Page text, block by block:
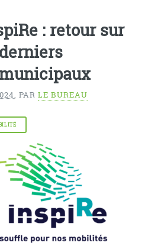
: retour sur
, PAR LE BUREAU